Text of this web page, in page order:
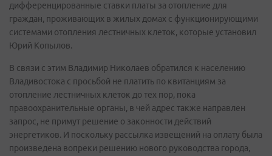
дифференцированные ставки платы за отопление для
граждан, проживающих в жилых домах с функционирующими
системами отопления лестничных клеток, которые установил
Юрий Копылов.
В связи с этим Владимир Николаев обратился к населению
Владивостока с просьбой не платить по квитанциям за
отопление лестничных клеток до тех пор, пока
правоохранительные органы, в чей адрес также направлен
запрос, не примут решение о законности действий
энергетиков. И поскольку рассылка извещений на оплату была
произведена вопреки решению нового руководства города,